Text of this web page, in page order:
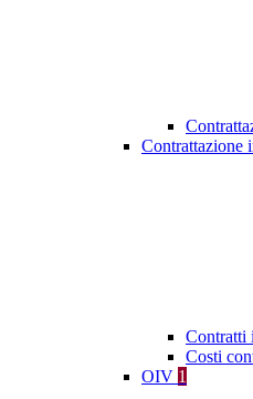
Contrattazione
Contratti
Costi
OIV 1